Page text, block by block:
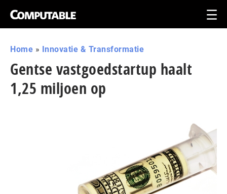
Home » Innovatie & Transformatie
Gentse vastgoedstartup haalt
1,25 miljoen op